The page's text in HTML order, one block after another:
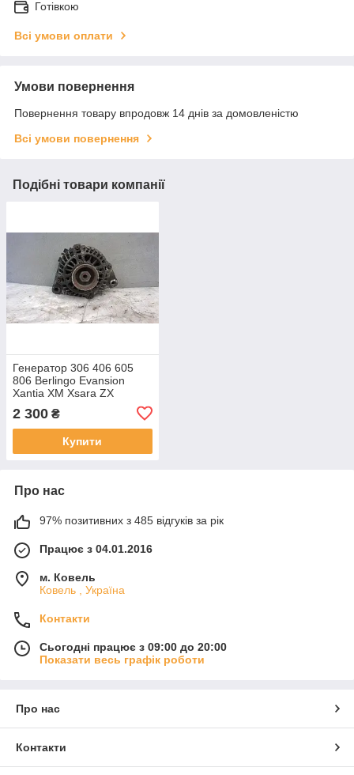
Готівкою
Всі умови оплати
Умови повернення
Повернення товару впродовж 14 днів за домовленістю
Всі умови повернення
Подібні товари компанії
Генератор 306 406 605
806 Berlingo Evansion
Xantia XM Xsara ZX
9631318280 A002TA2091F
2 300 ₴
Купити
Про нас
97% позитивних з 485 відгуків за рік
Працює з 04.01.2016
м. Ковель
Ковель , Україна
Контакти
Сьогодні працює з 09:00 до 20:00
Показати весь графік роботи
Про нас
Контакти